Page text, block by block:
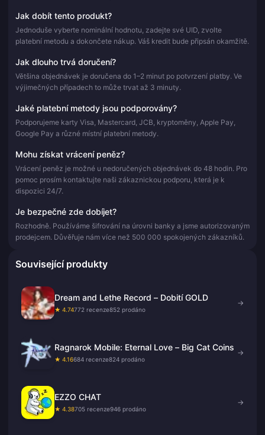
Jak dobít tento produkt?
Jednoduše vyberte nominální hodnotu, zadejte své UID, zvolte
platební metodu a dokončete nákup. Váš kredit bude připsán okamžitě.
Jak dlouho trvá doručení?
Většina objednávek je doručena do 1–2 minut po potvrzení platby. Ve
výjimečných případech to může trvat až 3 minuty.
Jaké platební metody jsou podporovány?
Podporujeme karty Visa, Mastercard, JCB, kryptoměny, Apple Pay,
Google Pay a různé místní platební metody.
Mohu získat vrácení peněz?
Vrácení peněz je možné u nedoručených objednávek do 48 hodin. Pro
pomoc prosím kontaktujte naši zákaznickou podporu, která je k
dispozici 24/7.
Je bezpečné zde dobíjet?
Rozhodně. Používáme šifrování na úrovni banky a jsme autorizovaným
prodejcem. Důvěřuje nám více než 500 000 spokojených zákazníků.
Související produkty
Dream and Lethe Record – Dobití GOLD
★ 4.74772 recenze852 prodáno
→
Ragnarok Mobile: Eternal Love – Big Cat Coins
★ 4.16684 recenze824 prodáno
→
EZZO CHAT
★ 4.38705 recenze946 prodáno
→